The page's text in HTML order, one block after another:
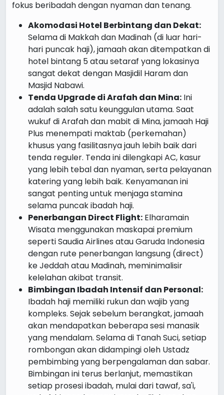
fokus beribadah dengan nyaman dan tenang.
Akomodasi Hotel Berbintang dan Dekat:
Selama di Makkah dan Madinah (di luar hari-
hari puncak haji), jamaah akan ditempatkan di
hotel bintang 5 atau setaraf yang lokasinya
sangat dekat dengan Masjidil Haram dan
Masjid Nabawi.
Tenda Upgrade di Arafah dan Mina: Ini
adalah salah satu keunggulan utama. Saat
wukuf di Arafah dan mabit di Mina, jamaah Haji
Plus menempati maktab (perkemahan)
khusus yang fasilitasnya jauh lebih baik dari
tenda reguler. Tenda ini dilengkapi AC, kasur
yang lebih tebal dan nyaman, serta pelayanan
katering yang lebih baik. Kenyamanan ini
sangat penting untuk menjaga stamina
selama puncak ibadah haji.
Penerbangan Direct Flight: Elharamain
Wisata menggunakan maskapai premium
seperti Saudia Airlines atau Garuda Indonesia
dengan rute penerbangan langsung (direct)
ke Jeddah atau Madinah, meminimalisir
kelelahan akibat transit.
Bimbingan Ibadah Intensif dan Personal:
Ibadah haji memiliki rukun dan wajib yang
kompleks. Sejak sebelum berangkat, jamaah
akan mendapatkan beberapa sesi manasik
yang mendalam. Selama di Tanah Suci, setiap
rombongan akan didampingi oleh Ustadz
pembimbing yang berpengalaman dan sabar.
Bimbingan ini terus berlanjut, memastikan
setiap prosesi ibadah, mulai dari tawaf, sa'i,